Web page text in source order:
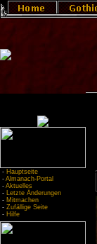
- Hauptseite
- Almanach-Portal
- Aktuelles
- Letzte Änderungen
- Mitmachen
- Zufällige Seite
- Hilfe